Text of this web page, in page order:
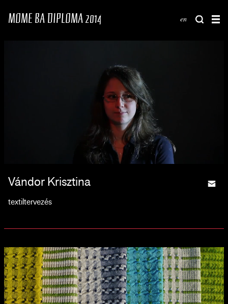
MOME BA DIPLOMA 2014 en
Vándor Krisztina
textiltervezés